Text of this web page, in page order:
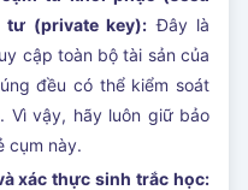
tư (private key): Đây là
cập toàn bộ tài sản của
đều có thể kiểm soát
Vì vậy, hãy luôn giữ bảo
cụm này.
xác thực sinh trắc học: